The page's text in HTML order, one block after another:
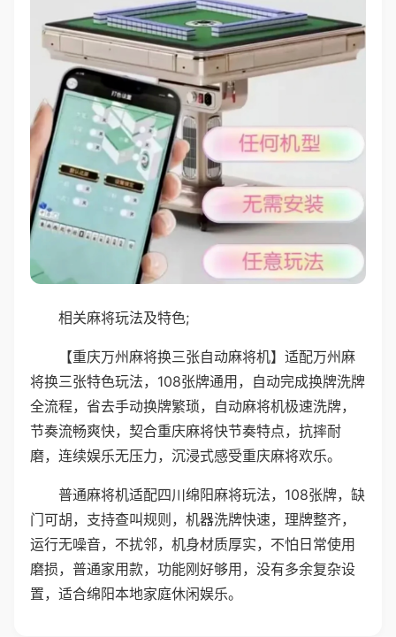
相关麻将玩法及特色;
【重庆万州麻将换三张自动麻将机】适配万州麻
将换三张特色玩法，108张牌通用，自动完成换牌洗牌
全流程，省去手动换牌繁琐，自动麻将机极速洗牌，
节奏流畅爽快，契合重庆麻将快节奏特点，抗摔耐
磨，连续娱乐无压力，沉浸式感受重庆麻将欢乐。
普通麻将机适配四川绵阳麻将玩法，108张牌，缺
门可胡，支持查叫规则，机器洗牌快速，理牌整齐，
运行无噪音，不扰邻，机身材质厚实，不怕日常使用
磨损，普通家用款，功能刚好够用，没有多余复杂设
置，适合绵阳本地家庭休闲娱乐。